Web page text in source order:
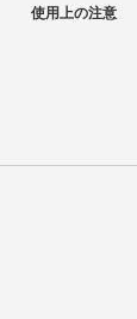
使用上の注意